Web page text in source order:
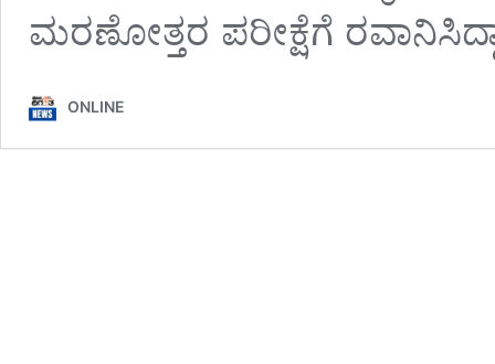
ಮರಣೋತ್ತರ ಪರೀಕ್ಷೆಗೆ
ONLINE